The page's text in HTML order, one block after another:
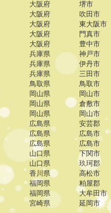
大阪府
大阪府
大阪府
大阪府
大阪府
兵庫県
兵庫県
兵庫県
鳥取県
岡山県
岡山県
岡山県
広島県
広島県
広島県
山口県
山口県
香川県
福岡県
福岡県
宮崎県
堺市
吹田市
東大阪市
門真市
豊中市
神戸市
伊丹市
三田市
鳥取市
岡山市
倉敷市
岡山市
安芸郡
広島市
広島市
下関市
玖珂郡
高松市
粕屋郡
大牟田市
延岡市